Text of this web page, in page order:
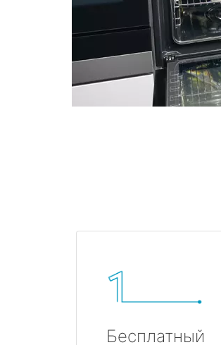
Бесплатный